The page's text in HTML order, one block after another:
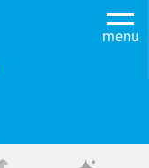
menu